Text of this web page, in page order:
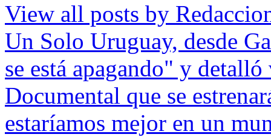
View all posts by
Un Solo Uruguay, desde
se está apagando" y
Documental que se
estaríamos mejor en un